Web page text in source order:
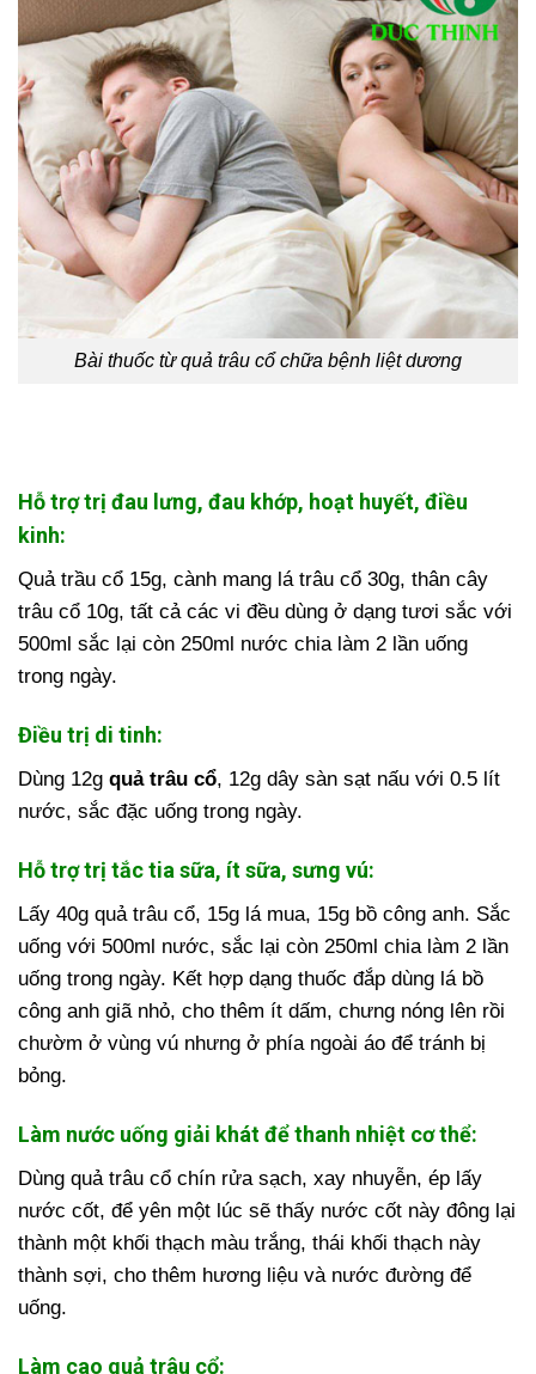
Bài thuốc từ quả trâu cổ chữa bệnh liệt dương
Hỗ trợ trị đau lưng, đau khớp, hoạt huyết, điều
kinh:
Quả trầu cổ 15g, cành mang lá trâu cổ 30g, thân cây
trâu cổ 10g, tất cả các vi đều dùng ở dạng tươi sắc với
500ml sắc lại còn 250ml nước chia làm 2 lần uống
trong ngày.
Điều trị di tinh:
Dùng 12g quả trâu cổ, 12g dây sàn sạt nấu với 0.5 lít
nước, sắc đặc uống trong ngày.
Hỗ trợ trị tắc tia sữa, ít sữa, sưng vú:
Lấy 40g quả trâu cổ, 15g lá mua, 15g bồ công anh. Sắc
uống với 500ml nước, sắc lại còn 250ml chia làm 2 lần
uống trong ngày. Kết hợp dạng thuốc đắp dùng lá bồ
công anh giã nhỏ, cho thêm ít dấm, chưng nóng lên rồi
chườm ở vùng vú nhưng ở phía ngoài áo để tránh bị
bỏng.
Làm nước uống giải khát để thanh nhiệt cơ thể:
Dùng quả trâu cổ chín rửa sạch, xay nhuyễn, ép lấy
nước cốt, để yên một lúc sẽ thấy nước cốt này đông lại
thành một khối thạch màu trắng, thái khối thạch này
thành sợi, cho thêm hương liệu và nước đường để
uống.
Làm cao quả trâu cổ: